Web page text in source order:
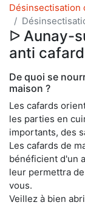
Désinsectisation
ᐅ Aunay-
anti
De quoi se
maison ?
Les cafards
les parties en
importants, des
Les cafards de
bénéficient d'un
leur permettra
vous.
Veillez à bien